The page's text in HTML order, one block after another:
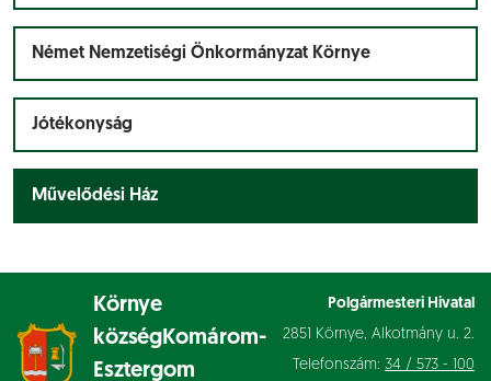
Német Nemzetiségi Önkormányzat Környe
Jótékonyság
Művelődési Ház
Környe
község Komárom-
Esztergom
Polgármesteri Hivatal
2851 Környe, Alkotmány u. 2.
Telefonszám: 34 / 573 - 100